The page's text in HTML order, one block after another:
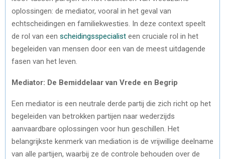
oplossingen: de mediator, vooral in het geval van
echtscheidingen en familiekwesties. In deze context speelt
de rol van een scheidingsspecialist een cruciale rol in het
begeleiden van mensen door een van de meest uitdagende
fasen van het leven.
Mediator: De Bemiddelaar van Vrede en Begrip
Een mediator is een neutrale derde partij die zich richt op het
begeleiden van betrokken partijen naar wederzijds
aanvaardbare oplossingen voor hun geschillen. Het
belangrijkste kenmerk van mediation is de vrijwillige deelname
van alle partijen, waarbij ze de controle behouden over de